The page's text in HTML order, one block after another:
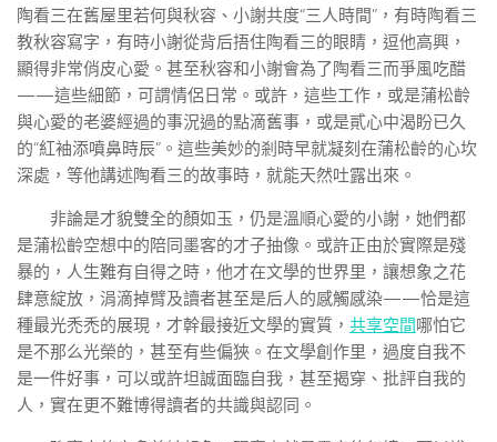
陶看三在舊屋里若何與秋容、小謝共度“三人時間”，有時陶看三
教秋容寫字，有時小謝從背后捂住陶看三的眼睛，逗他高興，
顯得非常俏皮心愛。甚至秋容和小謝會為了陶看三而爭風吃醋
——這些細節，可謂情侶日常。或許，這些工作，或是蒲松齡
與心愛的老婆經過的事況過的點滴舊事，或是貳心中渴盼已久
的“紅袖添噴鼻時辰”。這些美妙的剎時早就凝刻在蒲松齡的心坎
深處，等他講述陶看三的故事時，就能天然吐露出來。
非論是才貌雙全的顏如玉，仍是溫順心愛的小謝，她們都
是蒲松齡空想中的陪同墨客的才子抽像。或許正由於實際是殘
暴的，人生難有自得之時，他才在文學的世界里，讓想象之花
肆意綻放，涓滴掉臂及讀者甚至是后人的感觸感染——恰是這
種最光禿禿的展現，才幹最接近文學的實質， 共享空間哪怕它
是不那么光榮的，甚至有些偏狹。在文學創作里，過度自我不
是一件好事，可以或許坦誠面臨自我，甚至揭穿、批評自我的
人，實在更不難博得讀者的共識與認同。